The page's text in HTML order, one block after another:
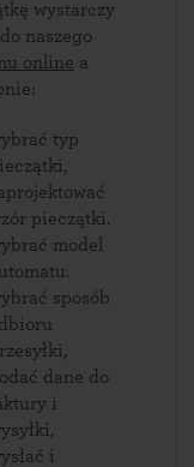
wystarczy
naszego
systemu online a
typ
pieczątki.
model
sposób
dane do
i
i